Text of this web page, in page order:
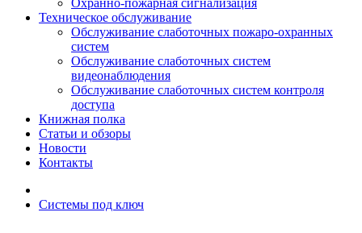
Охранно-пожарная сигнализация
Техническое обслуживание
Обслуживание слаботочных пожаро-охранных
систем
Обслуживание слаботочных систем
видеонаблюдения
Обслуживание слаботочных систем контроля
доступа
Книжная полка
Статьи и обзоры
Новости
Контакты
Системы под ключ